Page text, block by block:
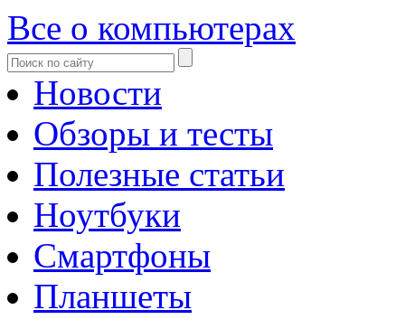
Все о компьютерах
Новости
Обзоры и тесты
Полезные статьи
Ноутбуки
Смартфоны
Планшеты